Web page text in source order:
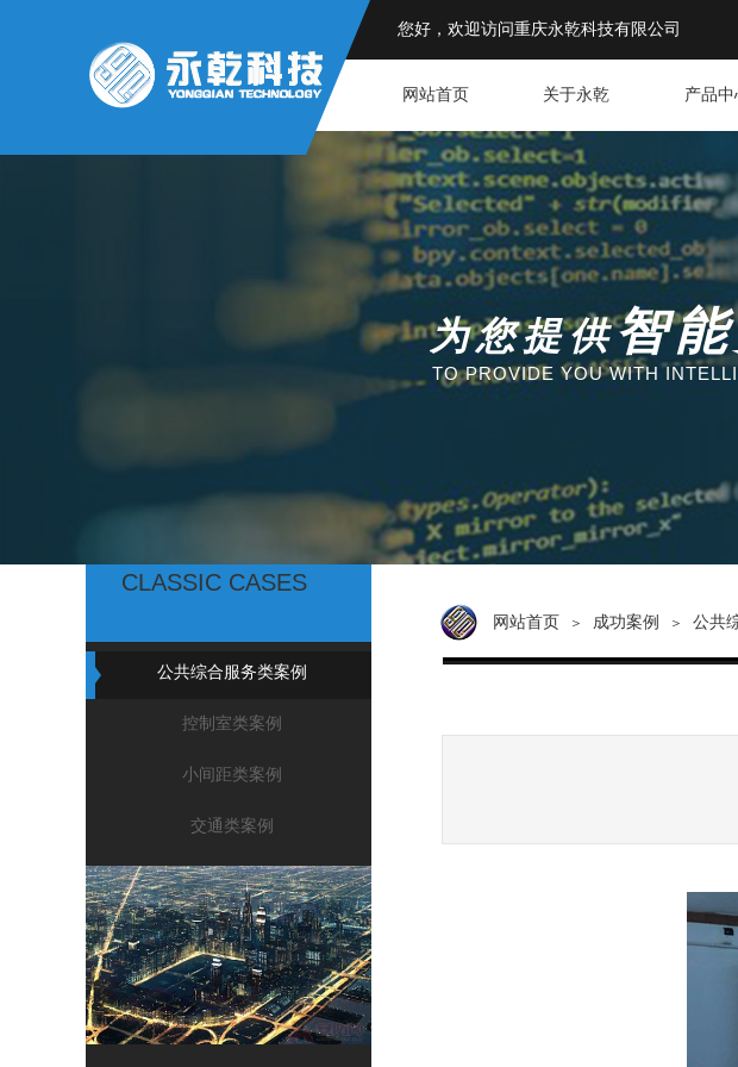
网站首页 关于永乾 产品中
您好，欢迎访问重庆永乾科技有限公司
为您提供智
TO PROVIDE YOU WITH
CLASSIC CASES
网站首页 ＞ 成功案例 ＞ 公共
公共综合服务类案例
控制室类案例
小间距类案例
交通类案例